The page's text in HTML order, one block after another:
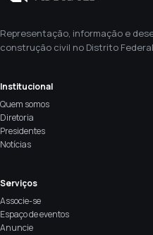
Representação, informação e
construção civil no Distrito
Institucional
Quem somos
Diretoria
Presidentes
Notícias
Serviços
Associe-se
Espaço de eventos
Anuncie